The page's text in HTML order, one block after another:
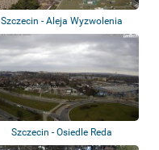
Szczecin - Aleja Wyzwolenia
Szczecin - Osiedle Reda